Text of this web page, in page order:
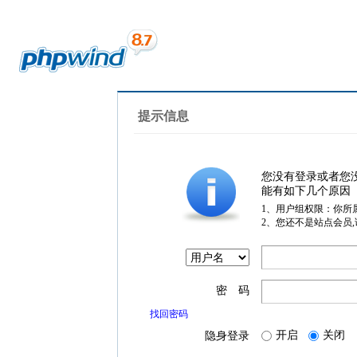
提示信息
您没有登录或者您
能有如下几个原因
1、用户组权限：你所
2、您还不是站点会员
密 码
找回密码
隐身登录 开启 关闭